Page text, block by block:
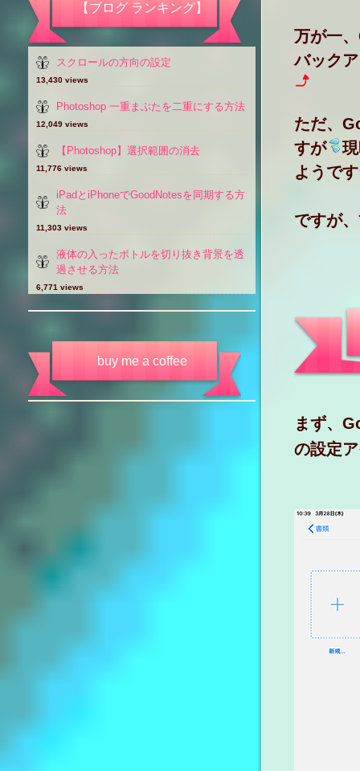
万が一
バック
ただ、
すが
ようです
ですが
まず、
の設定
【ブログ ランキング】
スクロールの方向の設定
13,430 views
Photoshop 一重まぶたを二重にする方法
12,049 views
【Photoshop】選択範囲の消去
11,776 views
iPadとiPhoneでGoodNotesを同期する方
法
11,303 views
液体の入ったボトルを切り抜き背景を透
過させる方法
6,771 views
buy me a coffee